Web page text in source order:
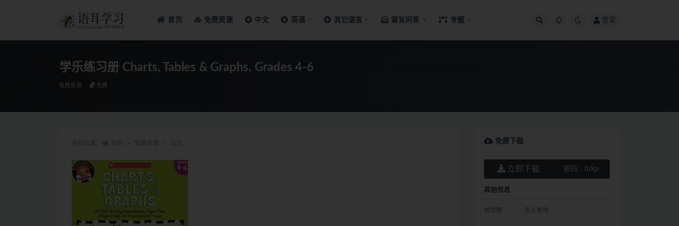
首页 免费资源 中文 英语 其它语言 留言问答 专题 登录
学乐练习册 Charts, Tables & Graphs, Grades 4-6
免费资源 免费
免费下载
立即下载 密码： brkp
其他信息
有效期 永久有效